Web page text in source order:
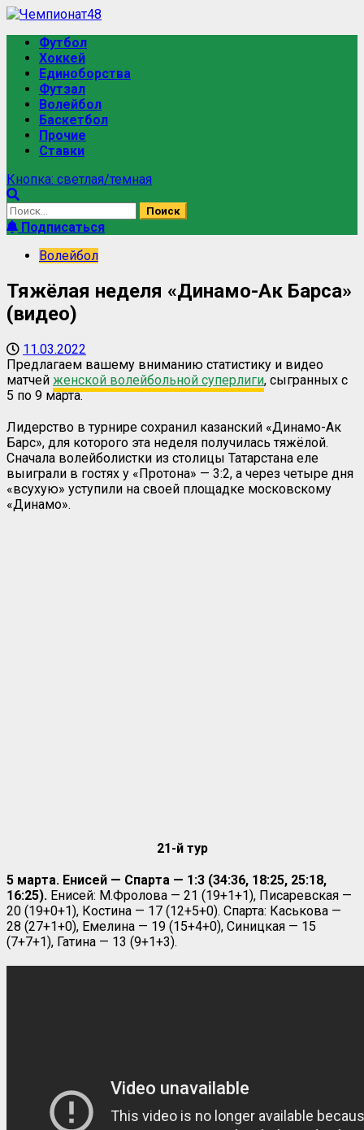
Футбол
Хоккей
Единоборства
Футзал
Волейбол
Баскетбол
Прочие
Ставки
Кнопка: светлая/темная
Подписаться
Волейбол
Тяжёлая неделя «Динамо-Ак Барса»
(видео)
11.03.2022
Предлагаем вашему вниманию статистику и видео
матчей женской волейбольной суперлиги, сыгранных с
5 по 9 марта.
Лидерство в турнире сохранил казанский «Динамо-Ак
Барс», для которого эта неделя получилась тяжёлой.
Сначала волейболистки из столицы Татарстана еле
выиграли в гостях у «Протона» — 3:2, а через четыре дня
«всухую» уступили на своей площадке московскому
«Динамо».
21-й тур
5 марта. Енисей — Спарта — 1:3 (34:36, 18:25, 25:18,
16:25). Енисей: М.Фролова — 21 (19+1+1), Писаревская —
20 (19+0+1), Костина — 17 (12+5+0). Спарта: Каськова —
28 (27+1+0), Емелина — 19 (15+4+0), Синицкая — 15
(7+7+1), Гатина — 13 (9+1+3).